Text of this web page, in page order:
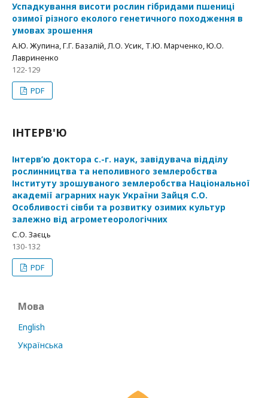
Успадкування висоти рослин гібридами пшениці
озимої різного еколого генетичного походження в
умовах зрошення
А.Ю. Жупина, Г.Г. Базалій, Л.О. Усик, Т.Ю. Марченко, Ю.О.
Лавриненко
122-129
PDF
ІНТЕРВ'Ю
Інтерв’ю доктора с.-г. наук, завідувача відділу
рослинництва та неполивного землеробства
Інституту зрошуваного землеробства Національної
академії аграрних наук України Зайця С.О.
Особливості сівби та розвитку озимих культур
залежно від агрометеорологічних
С.О. Заєць
130-132
PDF
Мова
English
Українська